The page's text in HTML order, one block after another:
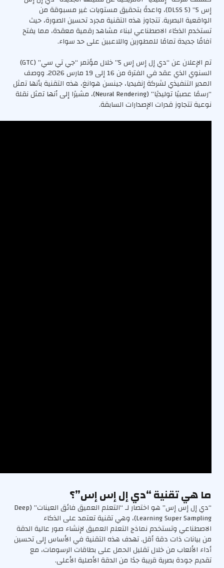
d
O
n
9
/
3
/
2
إس 5” (DLSS 5)، واعدةً بتحقيق مستويات غير مسبوقة من
الواقعية البصرية. تتجاوز هذه التقنية مجرد تحسين الصورة، حيث
تستخدم الذكاء الاصطناعي لبناء مشاهد رقمية معقدة، مما يفتح
آفاقًا جديدة تمامًا للمطورين واللاعبين على حد سواء.
تم الإعلان عن “دي إل إس إس 5” خلال مؤتمر “جي تي سي” (GTC)
السنوي الذي عقد في الفترة من 16 إلى 19 مارس 2026. ووصف
المدير التنفيذي لشركة إنفيديا، جينسن هوانغ، هذه التقنية بأنها تمثل
“رسمًا عصبيًا توليديًا” (Neural Rendering)، مشيرًا إلى أنها تمثل نقلة
نوعية تتجاوز قدرات الإصدارات السابقة.
ما هي تقنية “دي إل إس إس”؟
“دي إل إس إس” هو اختصار لـ “التعلم العميق فائق العينات” (Deep
Learning Super Sampling)، وهي تقنية تعتمد على الذكاء
الاصطناعي وتستخدم نماذج التعلم العميق لإنشاء صور عالية الدقة
من بيانات ذات دقة أقل. تهدف هذه التقنية في الأساس إلى تحسين
أداء الألعاب من خلال تقليل الحمل على بطاقات الرسومات، مع
تقديم جودة بصرية قريبة جدًا من الدقة الأصلية الأعلى.